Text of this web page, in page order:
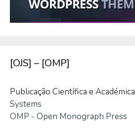
[OJS] – [OMP]
Publicação Científica e Académica
Systems
OMP - Open Monograph Press